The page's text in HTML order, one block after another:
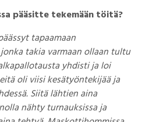
pääsitte tekemään töitä?
tapaamaan
takia varmaan ollaan tultu
yhdisti ja loi
oli viisi kesätyöntekijää ja
Siitä lähtien aina
nähty turnauksissa ja